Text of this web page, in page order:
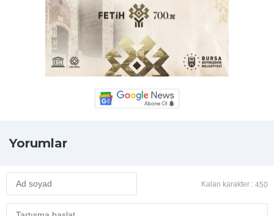
Yorumlar
Kalan karakter : 450